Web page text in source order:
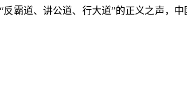
道、讲公道、行大道”的正义之声，中